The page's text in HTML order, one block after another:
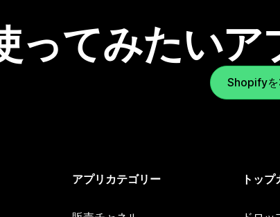
ってみたいア
Shopifyを
アプリカテゴリー トッ